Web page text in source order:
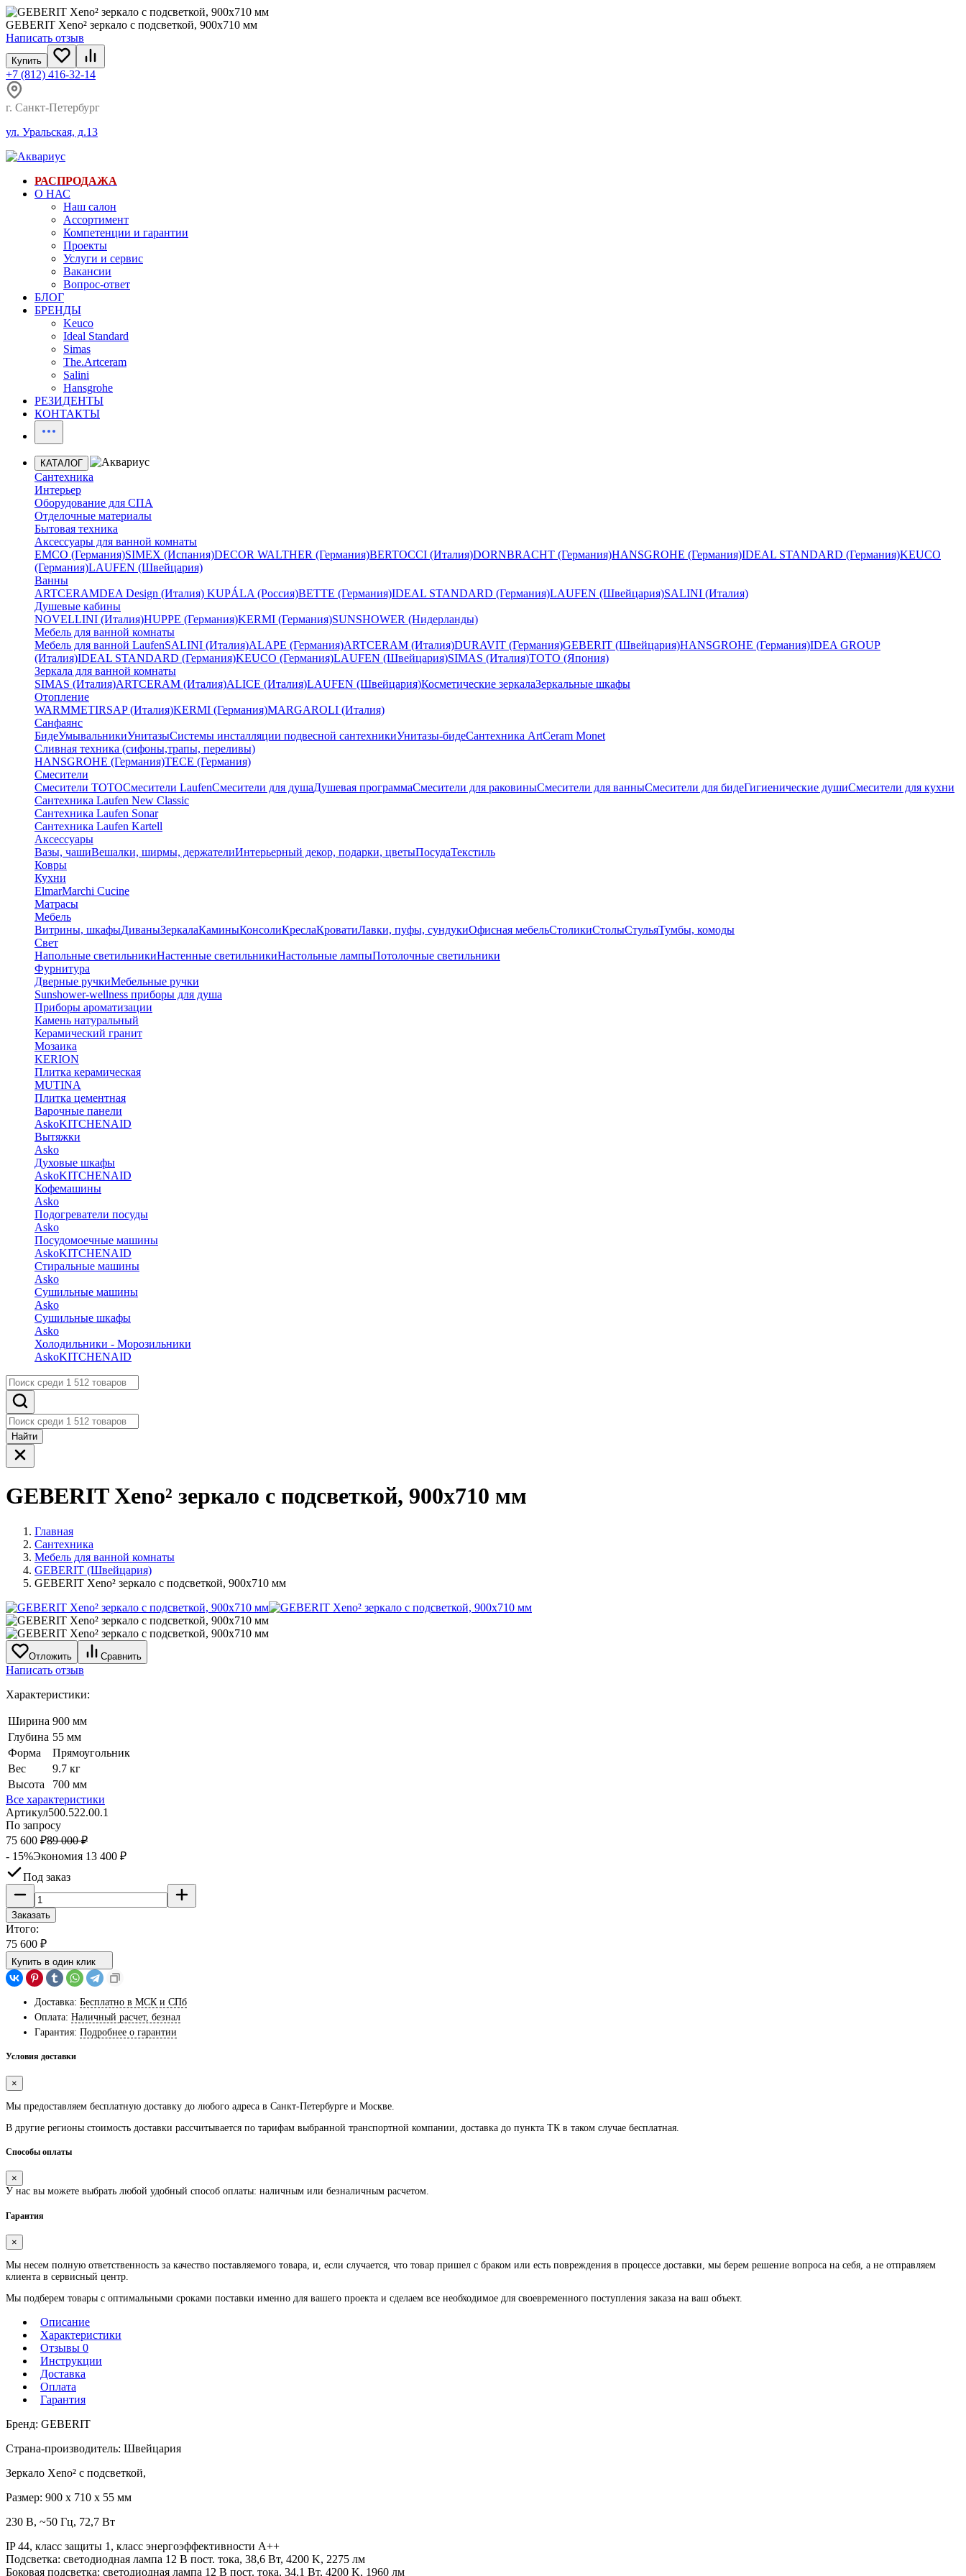
GEBERIT ​Xeno² зеркало с подсветкой, 900x710 мм
Написать отзыв
Купить
+7 (812) 416-32-14
г. Санкт-Петербург
ул. Уральская, д.13
РАСПРОДАЖА
О НАС
Наш салон
Ассортимент
Компетенции и гарантии
Проекты
Услуги и сервис
Вакансии
Вопрос-ответ
БЛОГ
БРЕНДЫ
Keuco
Ideal Standard
Simas
The.Artceram
Salini
Hansgrohe
РЕЗИДЕНТЫ
КОНТАКТЫ
КАТАЛОГ
Сантехника
Интерьер
Оборудование для СПА
Отделочные материалы
Бытовая техника
Аксессуары для ванной комнаты
EMCO (Германия)SIMEX (Испания)DECOR WALTHER (Германия)BERTOCCI (Италия)DORNBRACHT (Германия)HANSGROHE (Германия)IDEAL STANDARD (Германия)KEUCO
(Германия)LAUFEN (Швейцария)
Ванны
ARTCERAMDEA Design (Италия) KUPÁLA (Россия)BETTE (Германия)IDEAL STANDARD (Германия)LAUFEN (Швейцария)SALINI (Италия)
Душевые кабины
NOVELLINI (Италия)HUPPE (Германия)KERMI (Германия)SUNSHOWER (Нидерланды)
Мебель для ванной комнаты
Мебель для ванной LaufenSALINI (Италия)ALAPE (Германия)ARTCERAM (Италия)DURAVIT (Германия)GEBERIT (Швейцария)HANSGROHE (Германия)IDEA GROUP
(Италия)IDEAL STANDARD (Германия)KEUCO (Германия)LAUFEN (Швейцария)SIMAS (Италия)TOTO (Япония)
Зеркала для ванной комнаты
SIMAS (Италия)ARTCERAM (Италия)ALICE (Италия)LAUFEN (Швейцария)Косметические зеркалаЗеркальные шкафы
Отопление
WARMMETIRSAP (Италия)KERMI (Германия)MARGAROLI (Италия)
Санфаянс
БидеУмывальникиУнитазыСистемы инсталляции подвесной сантехникиУнитазы-бидеСантехника ArtCeram Monet
Сливная техника (сифоны,трапы, переливы)
HANSGROHE (Германия)TECE (Германия)
Смесители
Смесители TOTOСмесители LaufenСмесители для душаДушевая программаСмесители для раковиныСмесители для ванныСмесители для бидеГигиенические душиСмесители для кухни
Сантехника Laufen New Classic
Сантехника Laufen Sonar
Сантехника Laufen Kartell
Аксессуары
Вазы, чашиВешалки, ширмы, держателиИнтерьерный декор, подарки, цветыПосудаТекстиль
Ковры
Кухни
ElmarMarchi Cucine
Матрасы
Мебель
Витрины, шкафыДиваныЗеркалаКаминыКонсолиКреслаКроватиЛавки, пуфы, сундукиОфисная мебельСтоликиСтолыСтульяТумбы, комоды
Свет
Напольные светильникиНастенные светильникиНастольные лампыПотолочные светильники
Фурнитура
Дверные ручкиМебельные ручки
Sunshower-wellness приборы для душа
Приборы ароматизации
Камень натуральный
Керамический гранит
Мозаика
KERION
Плитка керамическая
MUTINA
Плитка цементная
Варочные панели
AskoKITCHENAID
Вытяжки
Asko
Духовые шкафы
AskoKITCHENAID
Кофемашины
Asko
Подогреватели посуды
Asko
Посудомоечные машины
AskoKITCHENAID
Стиральные машины
Asko
Сушильные машины
Asko
Сушильные шкафы
Asko
Холодильники - Морозильники
AskoKITCHENAID
Найти
GEBERIT ​Xeno² зеркало с подсветкой, 900x710 мм
Главная
Сантехника
Мебель для ванной комнаты
GEBERIT (Швейцария)
GEBERIT ​Xeno² зеркало с подсветкой, 900x710 мм
Отложить Сравнить
Написать отзыв
Характеристики:
Ширина 900 мм
Глубина 55 мм
Форма
Прямоугольник
Вес
9.7 кг
Высота
700 мм
Все характеристики
Артикул500.522.00.1
По запросу
75 600 ₽89 000 ₽
- 15%Экономия 13 400 ₽
Под заказ
Заказать
Итого:
75 600 ₽
Купить в один клик
Доставка: Бесплатно в МСК и СПб
Оплата: Наличный расчет, безнал
Гарантия: Подробнее о гарантии
Условия доставки
×
Мы предоставляем бесплатную доставку до любого адреса в Санкт-Петербурге и Москве.
В другие регионы стоимость доставки рассчитывается по тарифам выбранной транспортной компании, доставка до пункта ТК в таком случае бесплатная
Способы оплаты
×
У нас вы можете выбрать любой удобный способ оплаты: наличным или безналичным расчетом.
Гарантия
×
Мы несем полную ответственность за качество поставляемого товара, и, если случается, что товар пришел с браком или есть повреждения в процессе доставки, мы берем решение вопроса на себя, а не отправляем
клиента в сервисный центр.
Мы подберем товары с оптимальными сроками поставки именно для вашего проекта и сделаем все необходимое для своевременного поступления заказа на ваш объект.
Описание
Характеристики
Отзывы 0
Инструкции
Доставка
Оплата
Гарантия
Бренд: GEBERIT
Страна-производитель: Швейцария
Зеркало Xeno² с подсветкой,
Размер: 900 x 710 x 55 мм
230 В, ~50 Гц, 72,7 Вт
IP 44, класс защиты 1, класс энергоэффективности A++
Подсветка: светодиодная лампа 12 В пост. тока, 38,6 Вт, 4200 K, 2275 лм
Боковая подсветка: светодиодная лампа 12 В пост. тока, 34,1 Вт, 4200 K, 1960 лм